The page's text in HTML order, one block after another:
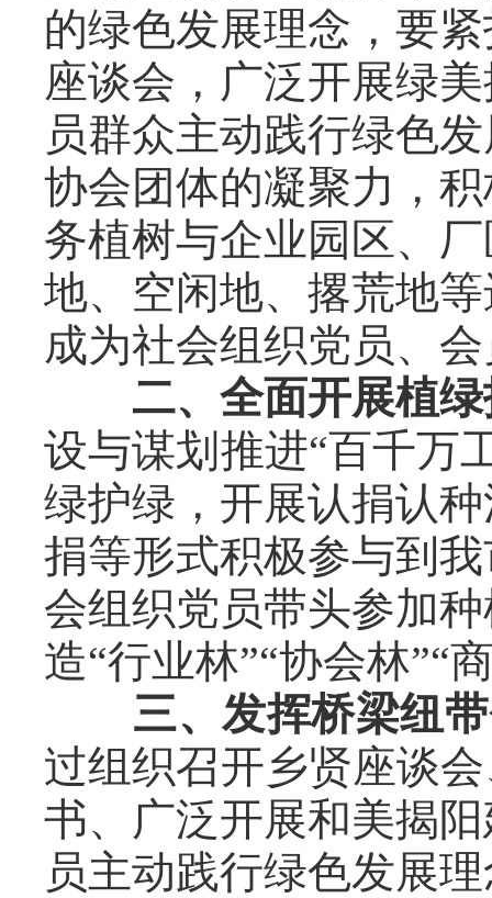
的绿色发展理念，要
座谈会，广泛开展绿
员群众主动践行绿色
协会团体的凝聚力，
务植树与企业园区、
地、空闲地、撂荒地
成为社会组织党员、
二、全面开展植
设与谋划推进“百千万
绿护绿，开展认捐认
捐等形式积极参与到
会组织党员带头参加
造“行业林”“协会林”“
三、发挥桥梁纽
过组织召开乡贤座谈
书、广泛开展和美揭
员主动践行绿色发展